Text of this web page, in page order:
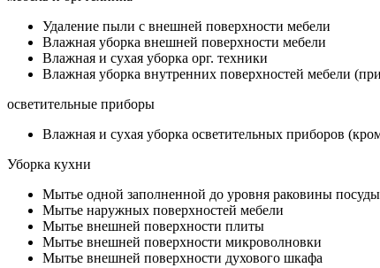
Удаление пыли с внешней поверхности мебели
Влажная уборка внешней поверхности мебели
Влажная и сухая уборка орг. техники
Влажная уборка внутренних поверхностей мебели
осветительные приборы
Влажная и сухая уборка осветительных приборов
Уборка кухни
Мытье одной заполненной до уровня раковины посуды
Мытье наружных поверхностей мебели
Мытье внешней поверхности плиты
Мытье внешней поверхности микроволновки
Мытье внешней поверхности духового шкафа